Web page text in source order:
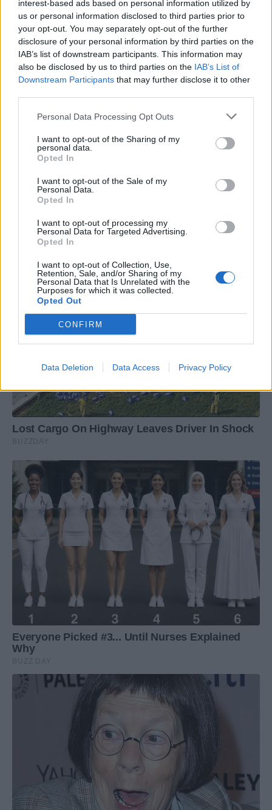
interest-based ads based on personal information utilized by
us or personal information disclosed to third parties prior to
your opt-out. You may separately opt-out of the further
disclosure of your personal information by third parties on the
IAB’s list of downstream participants. This information may
also be disclosed by us to third parties on the IAB’s List of
Downstream Participants that may further disclose it to other
Personal Data Processing Opt Outs
I want to opt-out of the Sharing of my
personal data.
Opted In
I want to opt-out of the Sale of my
Personal Data.
Opted In
I want to opt-out of processing my
Personal Data for Targeted Advertising.
Opted In
I want to opt-out of Collection, Use,
Retention, Sale, and/or Sharing of my
Personal Data that Is Unrelated with the
Purposes for which it was collected.
Opted Out
CONFIRM
Data Deletion Data Access Privacy Policy